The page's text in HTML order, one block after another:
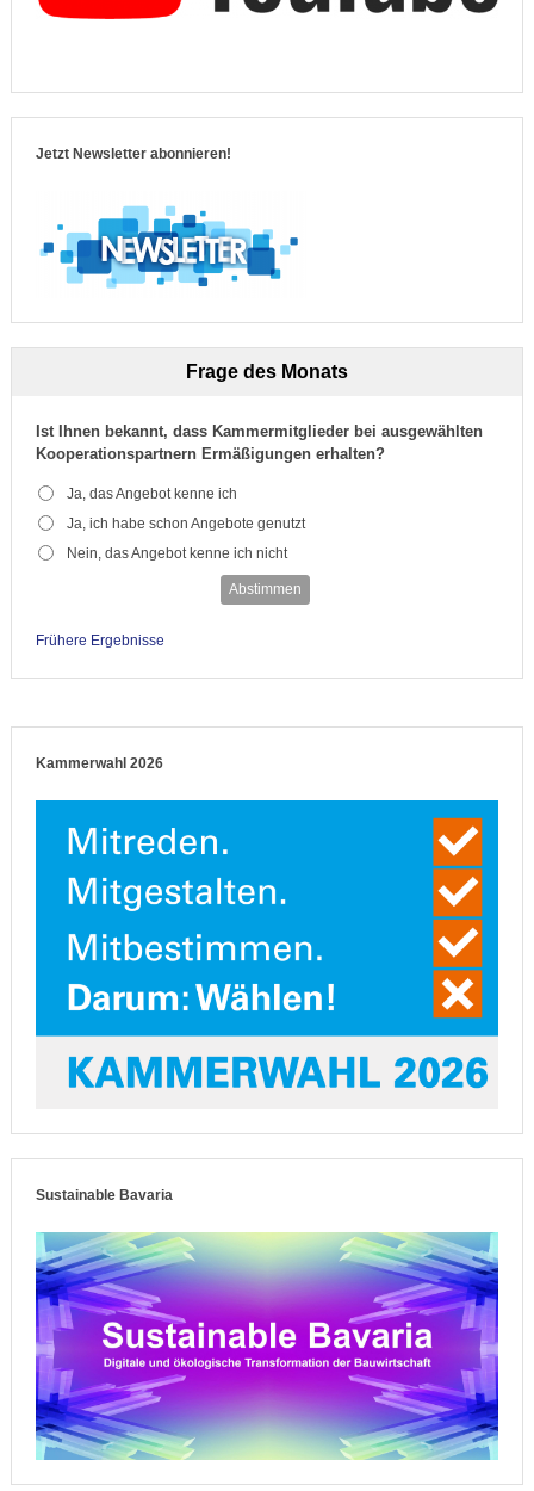
Jetzt Newsletter abonnieren!
Frage des Monats
Ist Ihnen bekannt, dass Kammermitglieder bei ausgewählten
Kooperationspartnern Ermäßigungen erhalten?
Ja, das Angebot kenne ich
Ja, ich habe schon Angebote genutzt
Nein, das Angebot kenne ich nicht
Abstimmen
Frühere Ergebnisse
Kammerwahl 2026
Sustainable Bavaria